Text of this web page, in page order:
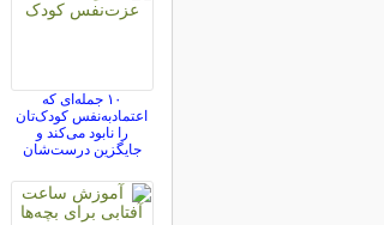
۱۰ جمله‌ای که
اعتمادبه‌نفس کودک‌تان
را نابود می‌کند و
جایگزین درست‌شان